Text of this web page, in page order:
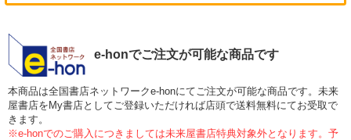
e-honでご注文が可能な商品です
本商品は全国書店ネットワークe-honにてご注文が可能な商品です。未来
屋書店をMy書店としてご登録いただければ店頭で送料無料にてお受取で
きます。
※e-honでのご購入につきましては未来屋書店特典対象外となります。予